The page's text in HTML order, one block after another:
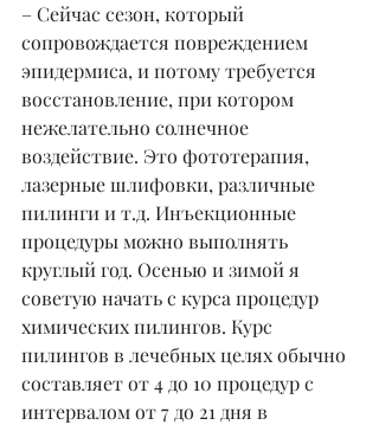
– Сейчас сезон, который
сопровождается повреждением
эпидермиса, и потому требуется
восстановление, при котором
нежелательно солнечное
воздействие. Это фототерапия,
лазерные шлифовки, различные
пилинги и т.д. Инъекционные
процедуры можно выполнять
круглый год. Осенью и зимой я
советую начать с курса процедур
химических пилингов. Курс
пилингов в лечебных целях обычно
составляет от 4 до 10 процедур с
интервалом от 7 до 21 дня в